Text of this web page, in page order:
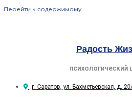
Перейти к содержимому
Радость
психологический
г. Саратов, ул. Бахметьевская, д.